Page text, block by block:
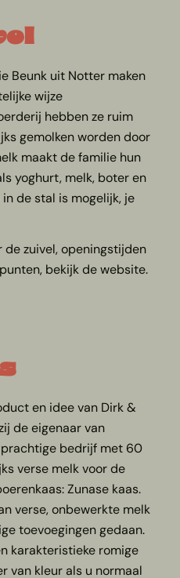
Beunk uit Notter maken
wijze
hebben ze ruim
gemolken worden door
maakt de familie hun
yoghurt, melk, boter en
de stal is mogelijk, je
zuivel, openingstijden
bekijk de website.
en idee van Dirk &
de eigenaar van
bedrijf met 60
verse melk voor de
Zunase kaas.
verse, onbewerkte melk
toevoegingen gedaan.
karakteristieke romige
van kleur als u normaal